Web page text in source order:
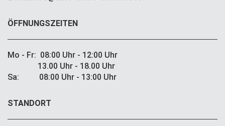
ÖFFNUNGSZEITEN
Mo - Fr: 08:00 Uhr - 12:00 Uhr
13.00 Uhr - 18.00 Uhr
Sa: 08:00 Uhr - 13:00 Uhr
STANDORT